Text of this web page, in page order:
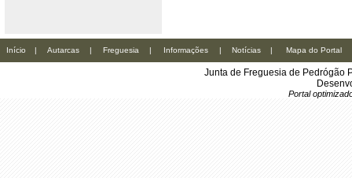
Início | Autarcas | Freguesia | Informações | Notícias | Mapa do Portal
Junta de Freguesia de Pedrógão
Portal